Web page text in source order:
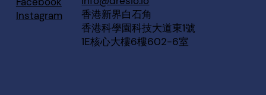
Instagram
香港新界白石角
香港科學園科技大道東1號
1E核心大樓6樓602-6室